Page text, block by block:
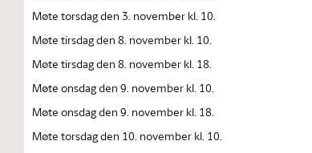
Møte torsdag den 3. november kl. 10.
Møte tirsdag den 8. november kl. 10.
Møte tirsdag den 8. november kl. 18.
Møte onsdag den 9. november kl. 10.
Møte onsdag den 9. november kl. 18.
Møte torsdag den 10. november kl. 10.